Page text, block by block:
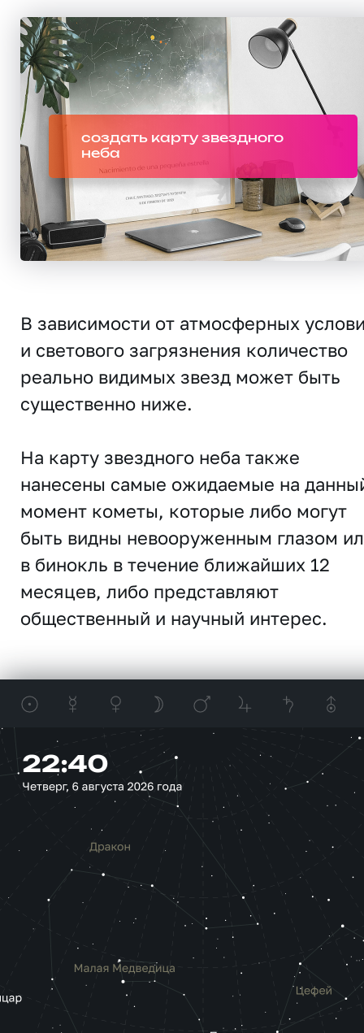
создать карту звездного
неба
В зависимости от атмосферных
и светового загрязнения количество
реально видимых звезд может быть
существенно ниже.
На карту звездного неба также
нанесены самые ожидаемые на
момент кометы, которые либо могут
быть видны невооруженным глазом
в бинокль в течение ближайших 12
месяцев, либо представляют
общественный и научный интерес.